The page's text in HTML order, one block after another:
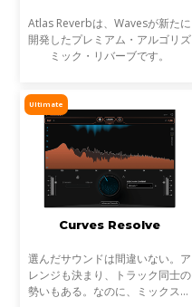
Atlas Reverbは、Wavesが新たに
開発したプレミアム・アルゴリズ
ミック・リバーブです。
Ultimate
Curves Resolve
選んだサウンドは間違いない。ア
レンジも決まり、トラック同士の
勢いもある。なのに、ミックスが